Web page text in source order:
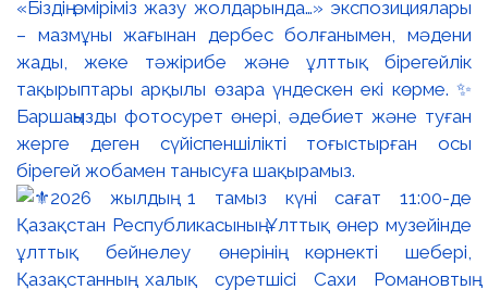
«Біздің өміріміз жазу жолдарында…» экспозициялары
– мазмұны жағынан дербес болғанымен, мәдени
жады, жеке тәжірибе және ұлттық бірегейлік
тақырыптары арқылы өзара үндескен екі көрме. ✨
Баршаңызды фотосурет өнері, әдебиет және туған
жерге деген сүйіспеншілікті тоғыстырған осы
бірегей жобамен танысуға шақырамыз.